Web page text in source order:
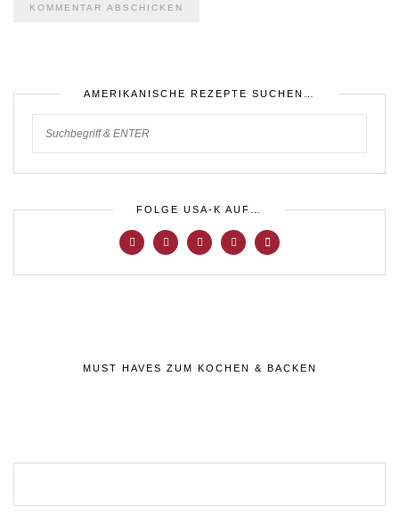
AMERIKANISCHE REZEPTE SUCHEN…
FOLGE USA-K AUF…
MUST HAVES ZUM KOCHEN & BACKEN